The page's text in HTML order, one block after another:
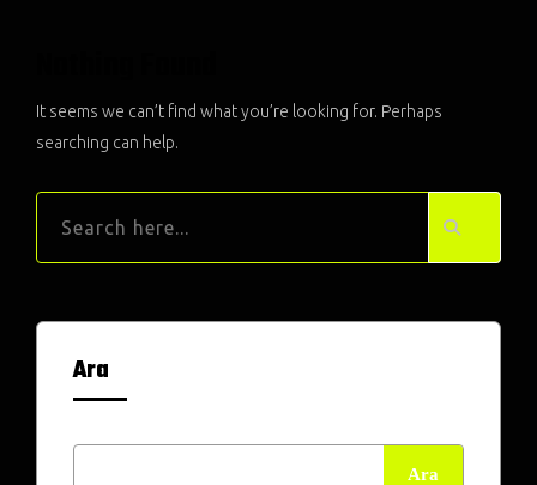
It seems we can’t find what you’re looking for. Perhaps
searching can help.
Ara
Ara